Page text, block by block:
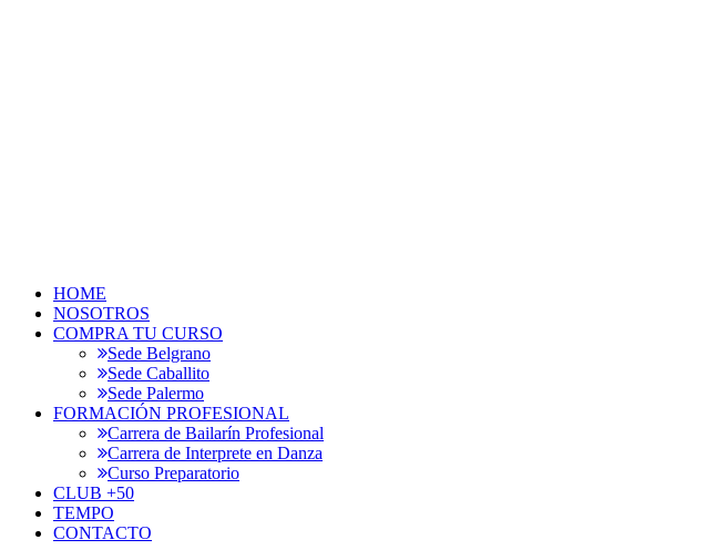
HOME
NOSOTROS
COMPRA TU CURSO
Sede Belgrano
Sede Caballito
Sede Palermo
FORMACIÓN PROFESIONAL
Carrera de Bailarín Profesional
Carrera de Interprete en Danza
Curso Preparatorio
CLUB +50
TEMPO
CONTACTO